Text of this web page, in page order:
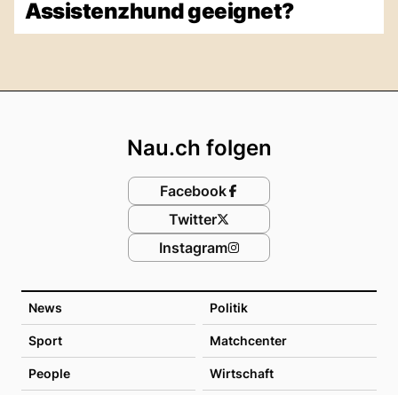
Assistenzhund geeignet?
News Politik
Sport Matchcenter
People Wirtschaft
Nau.ch folgen
Facebook
Twitter
Instagram